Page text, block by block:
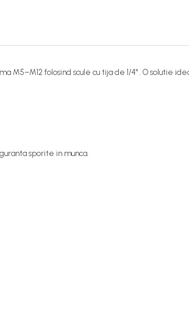
folosind scule cu tija de 1/4" . O solutie
sporite in munca.